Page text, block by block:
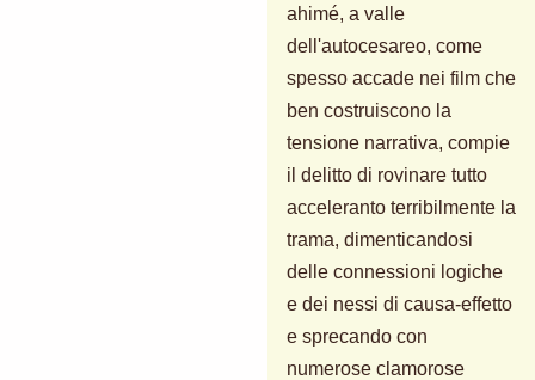
ahimé, a valle
dell'autocesareo, come
spesso accade nei film che
ben costruiscono la
tensione narrativa, compie
il delitto di rovinare tutto
acceleranto terribilmente la
trama, dimenticandosi
delle connessioni logiche
e dei nessi di causa-effetto
e sprecando con
numerose clamorose